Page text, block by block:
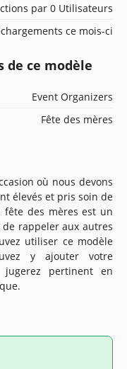
par 0 Utilisateurs
ce mois-ci
de ce modèle
Event Organizers
Fête des mères
où nous devons
élevés et pris soin de
des mères est un
rappeler aux autres
utiliser ce modèle
y ajouter votre
pertinent en